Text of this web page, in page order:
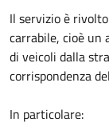
Il servizio è
carrabile, cioè un
di veicoli dalla
corrispondenza
In particolare: